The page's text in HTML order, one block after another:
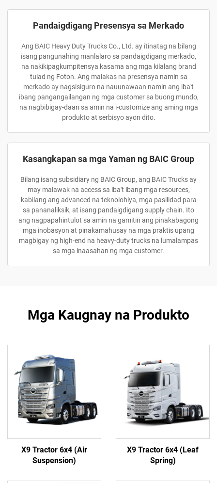
Pandaigdigang Presensya sa Merkado
Ang BAIC Heavy Duty Trucks Co., Ltd. ay itinatag na bilang
isang pangunahing manlalaro sa pandaigdigang merkado,
na nakikipagkumpitensya kasama ang mga kilalang brand
tulad ng Foton. Ang malakas na presensya namin sa
merkado ay nagsisiguro na nauunawaan namin ang iba't
ibang pangangailangan ng mga customer sa buong mundo,
na nagbibigay-daan sa amin na i-customize ang aming mga
produkto at serbisyo ayon dito.
Kasangkapan sa mga Yaman ng BAIC Group
Bilang isang subsidiary ng BAIC Group, ang BAIC Trucks ay
may malawak na access sa iba't ibang mga resources,
kabilang ang advanced na teknolohiya, mga pasilidad para
sa pananaliksik, at isang pandaigdigang supply chain. Ito
ang nagpapahintulot sa amin na gamitin ang pinakabagong
mga inobasyon at pinakamahusay na mga praktis upang
magbigay ng high-end na heavy-duty trucks na lumalampas
sa mga inaasahan ng mga customer.
Mga Kaugnay na Produkto
X9 Tractor 6x4 (Air
Suspension)
X9 Tractor 6x4 (Leaf
Spring)